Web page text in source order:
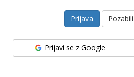
Prijavi se z Google